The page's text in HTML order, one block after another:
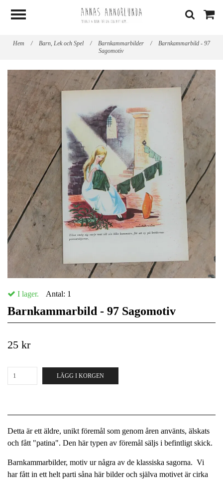
Hem / Barn, Lek och Spel / Barnkammarbilder /
Barnkammarbild - 97
Sagomotiv
I lager. Antal: 1
Barnkammarbild - 97 Sagomotiv
25 kr
LÄGG I KORGEN
Detta är ett äldre, unikt föremål som genom åren använts, älskats
och fått "patina". Den här typen av föremål säljs i befintligt skick.
Barnkammarbilder, motiv ur några av de klassiska sagorna. Vi
har fått in ett helt parti såna här bilder och själva motivet är cirka